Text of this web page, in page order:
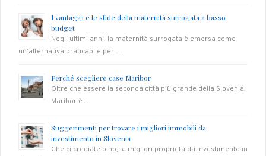
I vantaggi e le sfide della maternità surrogata a basso
budget
Negli ultimi anni, la maternità surrogata è emersa come
un’alternativa praticabile per …
Perché scegliere case Maribor
Oltre che essere la seconda città più grande della Slovenia,
Maribor è …
Suggerimenti per trovare i migliori immobili da
investimento in Slovenia
Che ci crediate o no, le migliori proprietà da investimento in